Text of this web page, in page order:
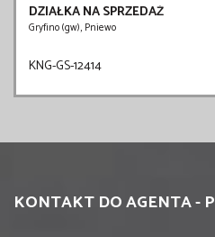
DZIAŁKA NA SPRZEDAŻ
Gryfino (gw), Pniewo
KNG-GS-12414
KONTAKT DO AGENTA -